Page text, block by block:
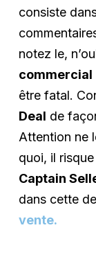
consiste
notez le,
commercial
être fatal.
Deal de
Attention ne
quoi, il
Captain
dans cette
vente.